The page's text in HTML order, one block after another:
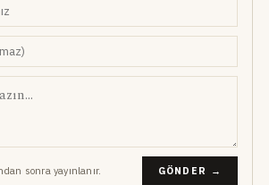
sonra yayınlanır. GÖNDER →